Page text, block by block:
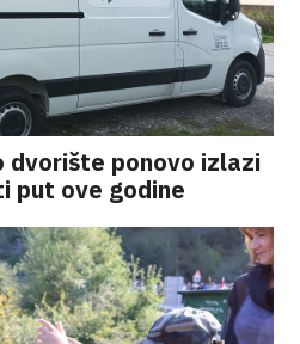
dvorište ponovo izlazi
put ove godine